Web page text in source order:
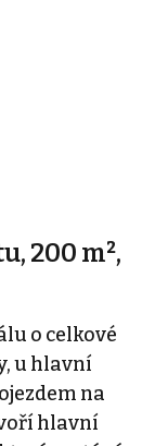
200 m²,
o celkové
u hlavní
na
hlavní